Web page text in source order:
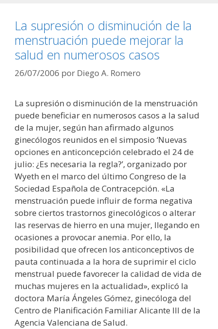
La supresión o disminución de la
menstruación puede mejorar la
salud en numerosos casos
26/07/2006 por Diego A. Romero
La supresión o disminución de la menstruación
puede beneficiar en numerosos casos a la salud
de la mujer, según han afirmado algunos
ginecólogos reunidos en el simposio ‘Nuevas
opciones en anticoncepción celebrado el 24 de
julio: ¿Es necesaria la regla?’, organizado por
Wyeth en el marco del último Congreso de la
Sociedad Española de Contracepción. «La
menstruación puede influir de forma negativa
sobre ciertos trastornos ginecológicos o alterar
las reservas de hierro en una mujer, llegando en
ocasiones a provocar anemia. Por ello, la
posibilidad que ofrecen los anticonceptivos de
pauta continuada a la hora de suprimir el ciclo
menstrual puede favorecer la calidad de vida de
muchas mujeres en la actualidad», explicó la
doctora María Ángeles Gómez, ginecóloga del
Centro de Planificación Familiar Alicante III de la
Agencia Valenciana de Salud.